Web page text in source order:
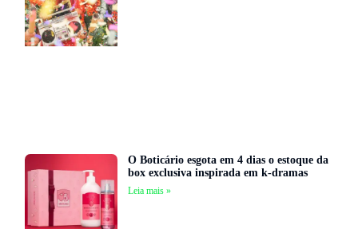
O Boticário esgota em 4 dias o estoque da
box exclusiva inspirada em k-dramas
Leia mais »